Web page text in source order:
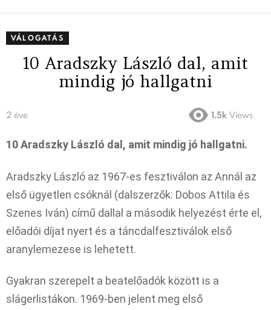
VÁLOGATÁS
10 Aradszky László dal, amit
mindig jó hallgatni
2 éve 1.5k Views
10 Aradszky László dal, amit mindig jó hallgatni.
Aradszky László az 1967-es fesztiválon az Annál az
első ügyetlen csóknál (dalszerzők: Dobos Attila és
Szenes Iván) című dallal a második helyezést érte el,
előadói díjat nyert és a táncdalfesztiválok első
aranylemezese is lehetett.
Gyakran szerepelt a beatelőadók között is a
slágerlistákon. 1969-ben jelent meg első